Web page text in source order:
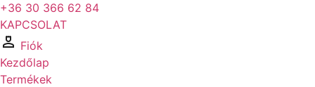
+36 30 366 62 84
KAPCSOLAT
Fiók
Kezdőlap
Termékek